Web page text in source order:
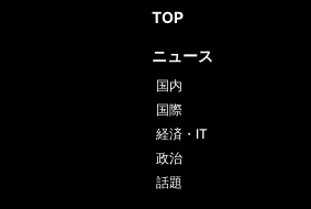
TOP
ニュース
国内
国際
経済・IT
政治
話題